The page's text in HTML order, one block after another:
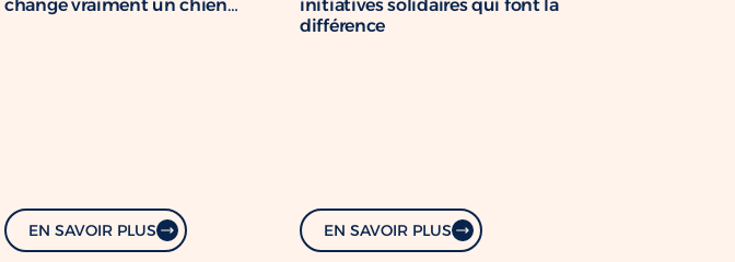
change vraiment un chien
EN SAVOIR PLUS
différence
EN SAVOIR PLUS